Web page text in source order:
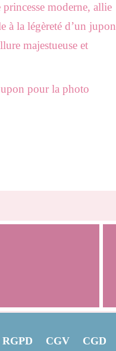
moderne, allie
à la légèreté d’un jupon
majestueuse et
pour la photo
RGPD CGV CGD